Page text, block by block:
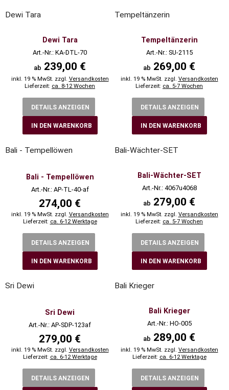
Dewi Tara
Dewi Tara
Art.-Nr.: KA-DTL-70
ab 239,00 €
inkl. 19 % MwSt. zzgl. Versandkosten
Lieferzeit: ca. 8-12 Wochen
DETAILS ANZEIGEN
IN DEN WARENKORB
Tempeltänzerin
Tempeltänzerin
Art.-Nr.: SU-2115
ab 269,00 €
inkl. 19 % MwSt. zzgl. Versandkosten
Lieferzeit: ca. 5-7 Wochen
DETAILS ANZEIGEN
IN DEN WARENKORB
Bali - Tempellöwen
Bali - Tempellöwen
Art.-Nr.: AP-TL-40-af
274,00 €
inkl. 19 % MwSt. zzgl. Versandkosten
Lieferzeit: ca. 6-12 Werktage
DETAILS ANZEIGEN
IN DEN WARENKORB
Bali-Wächter-SET
Bali-Wächter-SET
Art.-Nr.: 4067u4068
ab 279,00 €
inkl. 19 % MwSt. zzgl. Versandkosten
Lieferzeit: ca. 5-7 Wochen
DETAILS ANZEIGEN
IN DEN WARENKORB
Sri Dewi
Sri Dewi
Art.-Nr.: AP-SDP-123af
279,00 €
inkl. 19 % MwSt. zzgl. Versandkosten
Lieferzeit: ca. 6-12 Werktage
DETAILS ANZEIGEN
Bali Krieger
Bali Krieger
Art.-Nr.: HO-005
ab 289,00 €
inkl. 19 % MwSt. zzgl. Versandkosten
Lieferzeit: ca. 6-12 Werktage
DETAILS ANZEIGEN